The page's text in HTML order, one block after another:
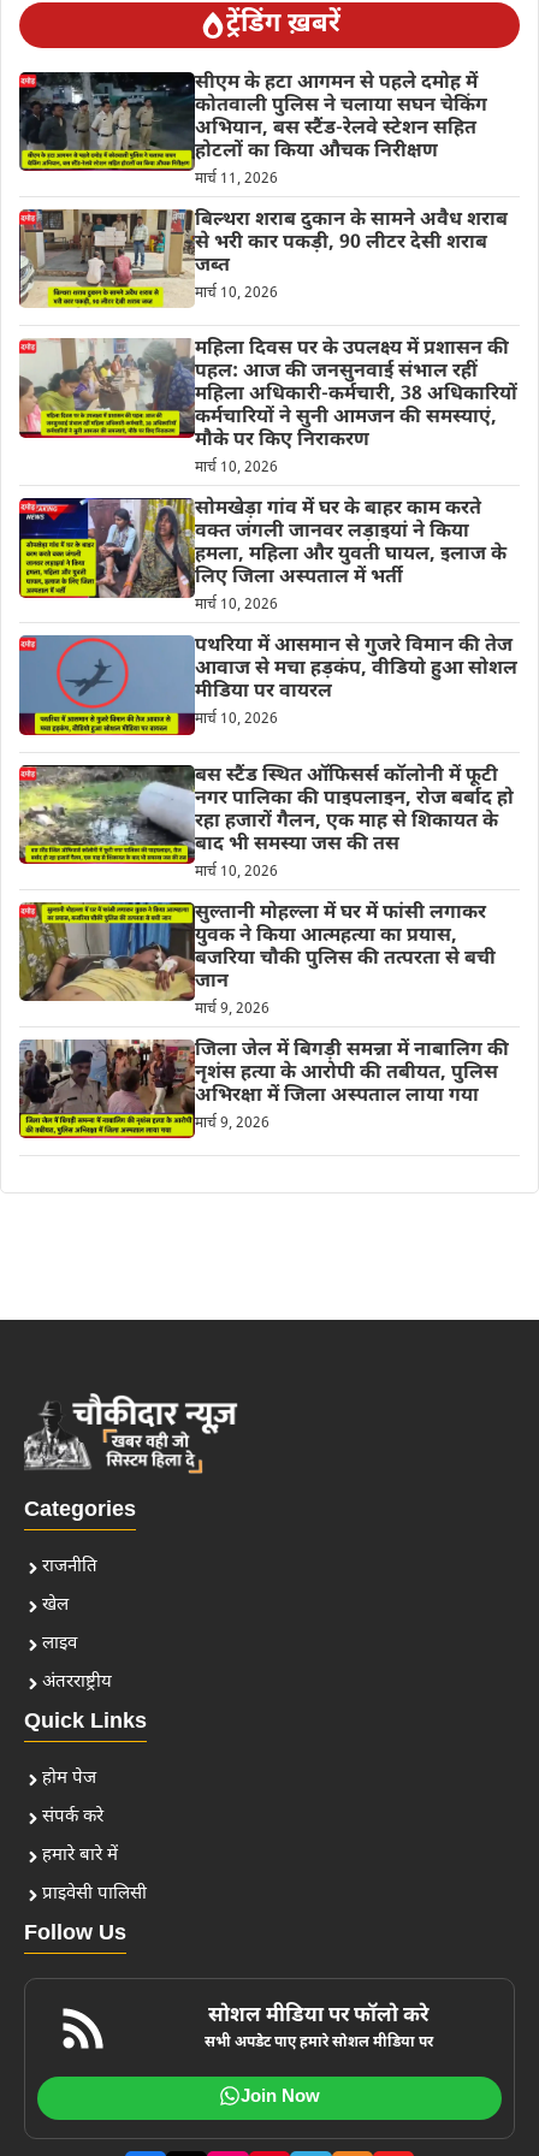
ट्रेंडिंग ख़बरें
सीएम के हटा आगमन से पहले दमोह में
कोतवाली पुलिस ने चलाया सघन चेकिंग
अभियान, बस स्टैंड-रेलवे स्टेशन सहित
होटलों का किया औचक निरीक्षण
मार्च 11, 2026
बिल्थरा शराब दुकान के सामने अवैध शराब
से भरी कार पकड़ी, 90 लीटर देसी शराब
जब्त
मार्च 10, 2026
महिला दिवस पर के उपलक्ष्य में प्रशासन की
पहल: आज की जनसुनवाई संभाल रहीं
महिला अधिकारी-कर्मचारी, 38 अधिकारियों
कर्मचारियों ने सुनी आमजन की समस्याएं,
मौके पर किए निराकरण
मार्च 10, 2026
सोमखेड़ा गांव में घर के बाहर काम करते
वक्त जंगली जानवर लड़ाइयां ने किया
हमला, महिला और युवती घायल, इलाज के
लिए जिला अस्पताल में भर्ती
मार्च 10, 2026
पथरिया में आसमान से गुजरे विमान की तेज
आवाज से मचा हड़कंप, वीडियो हुआ सोशल
मीडिया पर वायरल
मार्च 10, 2026
बस स्टैंड स्थित ऑफिसर्स कॉलोनी में फूटी
नगर पालिका की पाइपलाइन, रोज बर्बाद हो
रहा हजारों गैलन, एक माह से शिकायत के
बाद भी समस्या जस की तस
मार्च 10, 2026
सुल्तानी मोहल्ला में घर में फांसी लगाकर
युवक ने किया आत्महत्या का प्रयास,
बजरिया चौकी पुलिस की तत्परता से बची
जान
मार्च 9, 2026
जिला जेल में बिगड़ी समन्ना में नाबालिग की
नृशंस हत्या के आरोपी की तबीयत, पुलिस
अभिरक्षा में जिला अस्पताल लाया गया
मार्च 9, 2026
Categories
राजनीति
खेल
लाइव
अंतरराष्ट्रीय
Quick Links
होम पेज
संपर्क करे
हमारे बारे में
प्राइवेसी पालिसी
Follow Us
सोशल मीडिया पर फॉलो करे
सभी अपडेट पाए हमारे सोशल मीडिया पर
Join Now